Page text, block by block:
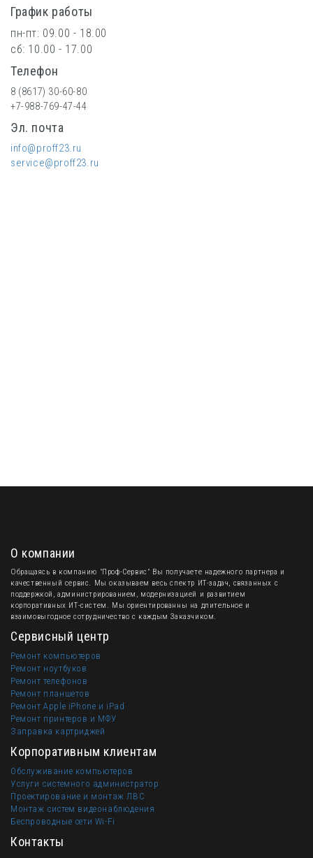
График работы
пн-пт: 09.00 - 18.00
сб: 10.00 - 17.00
Телефон
8 (8617) 30-60-80
+7-988-769-47-44
Эл. почта
info@proff23.ru
service@proff23.ru
О компании
Обращаясь в компанию "Проф-Сервис" Вы получаете надежного партнера и
качественный сервис. Мы оказываем весь спектр ИТ-задач, связанных с
поддержкой, администрированием, модернизацией и развитием
корпоративных ИТ-систем. Мы ориентированны на длительное и
взаимовыгодное сотрудничество с каждым Заказчиком.
Сервисный центр
Ремонт компьютеров
Ремонт ноутбуков
Ремонт телефонов
Ремонт планшетов
Ремонт Apple iPhone и iPad
Ремонт принтеров и МФУ
Заправка картриджей
Корпоративным клиентам
Обслуживание компьютеров
Услуги системного администратор
Проектирование и монтаж ЛВС
Монтаж систем видеонаблюдения
Беспроводные сети Wi-Fi
Контакты